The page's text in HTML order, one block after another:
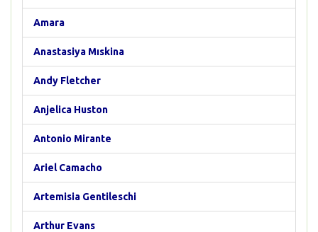
Amara
Anastasiya Mıskina
Andy Fletcher
Anjelica Huston
Antonio Mirante
Ariel Camacho
Artemisia Gentileschi
Arthur Evans